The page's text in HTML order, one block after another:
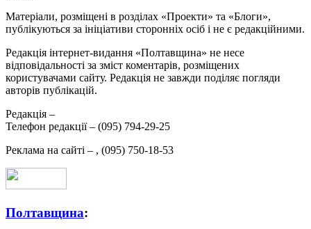
Матеріали, розміщені в розділах «Проекти» та «Блоги»,
публікуються за ініціативи сторонніх осіб і не є редакційними.
Редакція інтернет-видання «Полтавщина» не несе
відповідальності за зміст коментарів, розміщених
користувачами сайту. Редакція не завжди поділяє погляди
авторів публікацій.
Редакція –
Телефон редакції – (095) 794-29-25
Реклама на сайті – , (095) 750-18-53
Полтавщина: